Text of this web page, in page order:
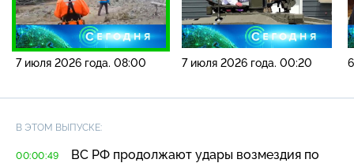
7 июля 2026 года. 08:00 7 июля 2026 года. 00:20
В ЭТОМ ВЫПУСКЕ:
00:00:49
ВС РФ продолжают удары возмездия по